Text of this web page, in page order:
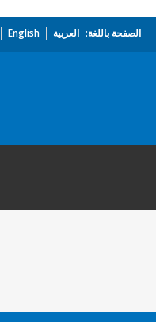
الصفحة باللغة: العربية English